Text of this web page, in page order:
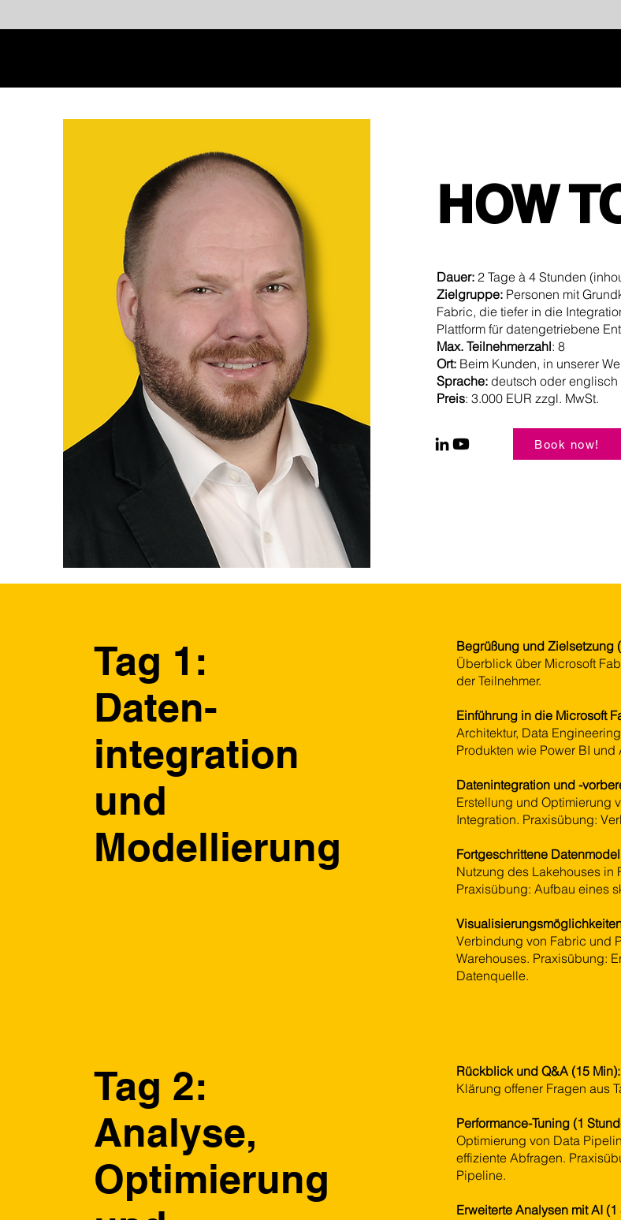
HOW
Dauer:2 Tage à 4 Stunden
Zielgruppe:Personen mit
Fabric, die tiefer in die
Plattform für datengetriebene
Max. Teilnehmerzahl: 8
Ort:Beim Kunden, in unserer
Sprache:deutsch oder englisch
Preis: 3.000 EUR zzgl. MwSt.
Book now!
Tag 1:
Daten-
integration
und
Modellierung
​Begrüßung und Zielsetzung
Überblick über Microsoft
der Teilnehmer.
Einführung in die Microsoft
Architektur, Data
Produkten wie Power BI und
Datenintegration und -
Erstellung und Optimierung
Integration. Praxisübung:
Fortgeschrittene
Nutzung des Lakehouses in
Praxisübung: Aufbau eines
Verbindung von Fabric und
Warehouses. Praxisübung:
Datenquelle.
Tag 2:
Analyse,
Optimierung
Rückblick und Q&A (15 Min):
Klärung offener Fragen aus
Performance-Tuning (1
Optimierung von Data
effiziente Abfragen.
Pipeline.
Erweiterte Analysen mit AI (1